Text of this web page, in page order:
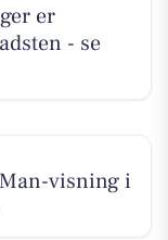
er
- se
visning i